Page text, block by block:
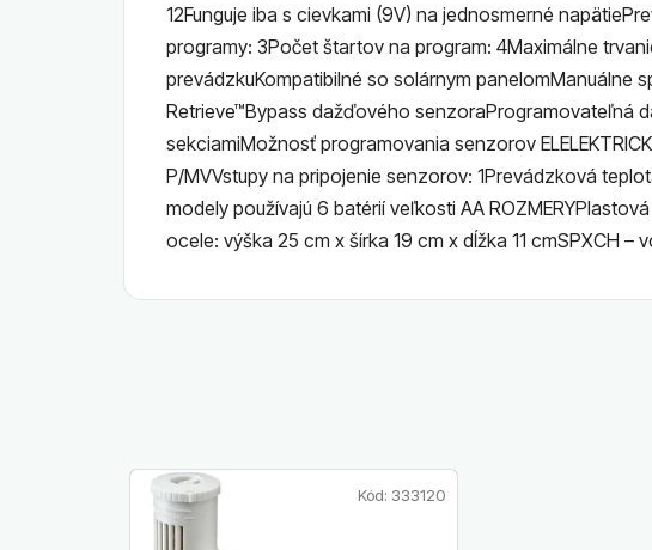
12Funguje iba s cievkami (9V) na jednosmerné
programy: 3Počet štartov na program: 4Maximálne
prevádzkuKompatibilné so solárnym panelomManuálne
Retrieve™Bypass dažďového senzoraProgramovateľná
sekciamiMožnosť programovania senzorov
P/MVVstupy na pripojenie senzorov: 1Prevádzková
modely používajú 6 batérií veľkosti AA
ocele: výška 25 cm x šírka 19 cm x dĺžka 11 cmSPXCH
Kód: 333120